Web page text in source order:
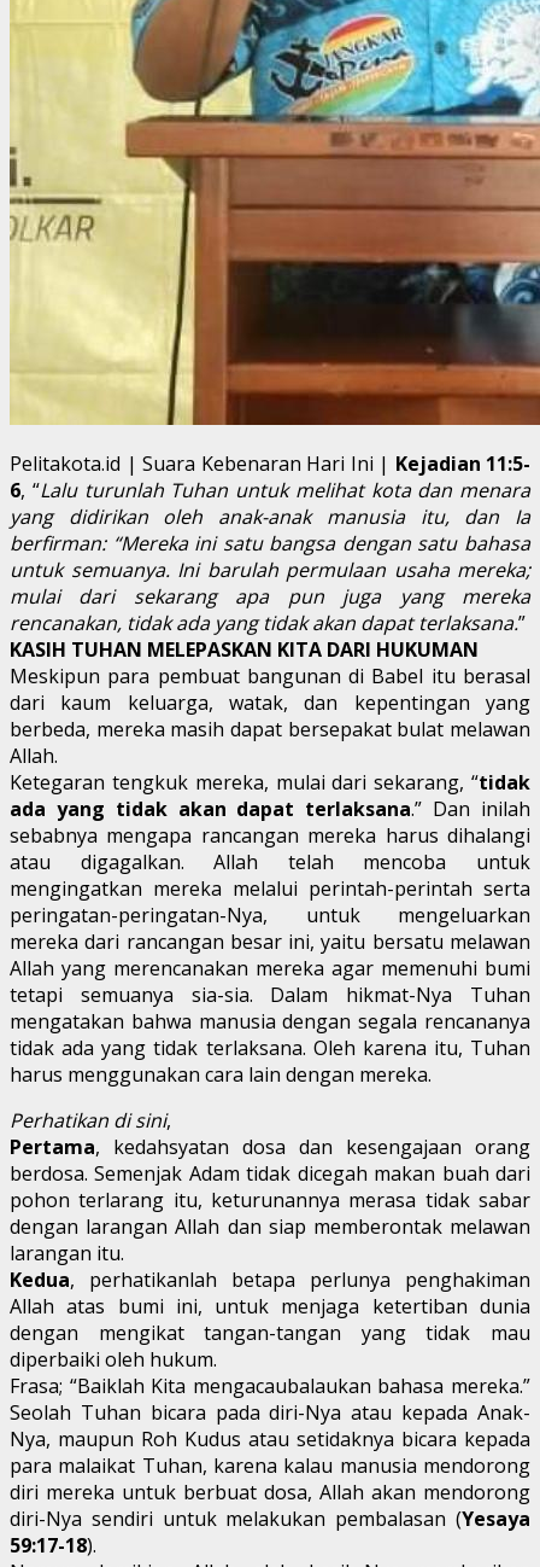
Pelitakota.id | Suara Kebenaran Hari Ini | Kejadian 11:5-
6, “Lalu turunlah Tuhan untuk melihat kota dan menara
yang didirikan oleh anak-anak manusia itu, dan Ia
berfirman: “Mereka ini satu bangsa dengan satu bahasa
untuk semuanya. Ini barulah permulaan usaha mereka;
mulai dari sekarang apa pun juga yang mereka
rencanakan, tidak ada yang tidak akan dapat terlaksana.”
KASIH TUHAN MELEPASKAN KITA DARI HUKUMAN
Meskipun para pembuat bangunan di Babel itu berasal
dari kaum keluarga, watak, dan kepentingan yang
berbeda, mereka masih dapat bersepakat bulat melawan
Allah.
Ketegaran tengkuk mereka, mulai dari sekarang, “tidak
ada yang tidak akan dapat terlaksana.” Dan inilah
sebabnya mengapa rancangan mereka harus dihalangi
atau digagalkan. Allah telah mencoba untuk
mengingatkan mereka melalui perintah-perintah serta
peringatan-peringatan-Nya, untuk mengeluarkan
mereka dari rancangan besar ini, yaitu bersatu melawan
Allah yang merencanakan mereka agar memenuhi bumi
tetapi semuanya sia-sia. Dalam hikmat-Nya Tuhan
mengatakan bahwa manusia dengan segala rencananya
tidak ada yang tidak terlaksana. Oleh karena itu, Tuhan
harus menggunakan cara lain dengan mereka.
Perhatikan di sini,
Pertama, kedahsyatan dosa dan kesengajaan orang
berdosa. Semenjak Adam tidak dicegah makan buah dari
pohon terlarang itu, keturunannya merasa tidak sabar
dengan larangan Allah dan siap memberontak melawan
larangan itu.
Kedua, perhatikanlah betapa perlunya penghakiman
Allah atas bumi ini, untuk menjaga ketertiban dunia
dengan mengikat tangan-tangan yang tidak mau
diperbaiki oleh hukum.
Frasa; “Baiklah Kita mengacaubalaukan bahasa mereka.”
Seolah Tuhan bicara pada diri-Nya atau kepada Anak-
Nya, maupun Roh Kudus atau setidaknya bicara kepada
para malaikat Tuhan, karena kalau manusia mendorong
diri mereka untuk berbuat dosa, Allah akan mendorong
diri-Nya sendiri untuk melakukan pembalasan (Yesaya
59:17-18).